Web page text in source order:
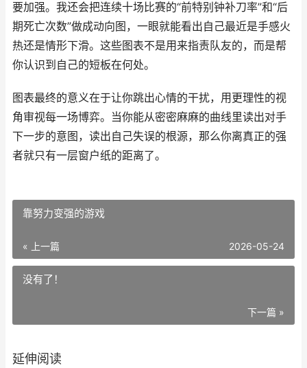
要加强。我还会把连续十场比赛的“前特别钟补刀率”和“后
期死亡次数”做成动向图，一眼就能看出自己最近是手感火
热还是情形下滑。这些图表不是用来指责队友的，而是帮
你认识到自己的短板在何处。
图表最终的意义在于让你跳出心情的干扰，用更理性的视
角审视每一场博弈。当你能从密密麻麻的曲线里读出对手
下一步的意图，读出自己失误的根源，那么你离真正的强
者就只有一层窗户纸的距离了。
靠努力变强的游戏
« 上一篇 2026-05-24
没有了！
下一篇 »
延伸阅读